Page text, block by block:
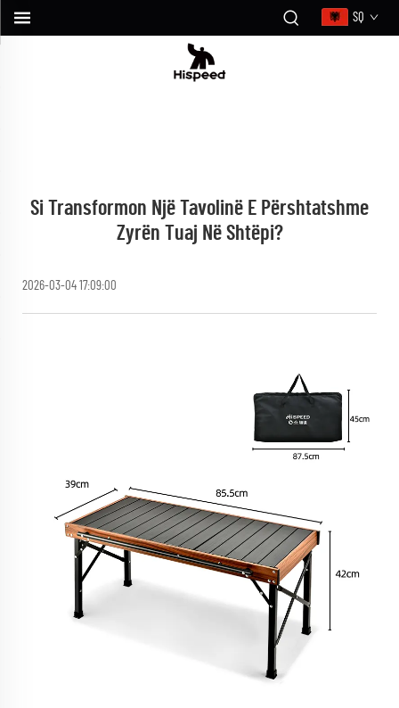
SQ
Si Transformon Një Tavolinë E Përshtatshme
Zyrën Tuaj Në Shtëpi?
2026-03-04 17:09:00